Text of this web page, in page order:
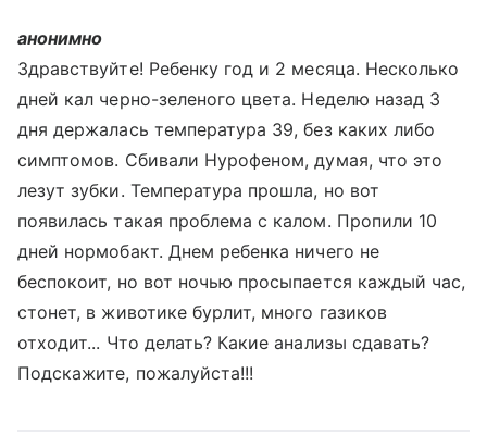
анонимно
Здравствуйте! Ребенку год и 2 месяца. Несколько
дней кал черно-зеленого цвета. Неделю назад 3
дня держалась температура 39, без каких либо
симптомов. Сбивали Нурофеном, думая, что это
лезут зубки. Температура прошла, но вот
появилась такая проблема с калом. Пропили 10
дней нормобакт. Днем ребенка ничего не
беспокоит, но вот ночью просыпается каждый час,
стонет, в животике бурлит, много газиков
отходит... Что делать? Какие анализы сдавать?
Подскажите, пожалуйста!!!